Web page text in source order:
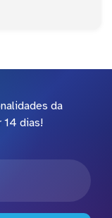
da
14 dias!